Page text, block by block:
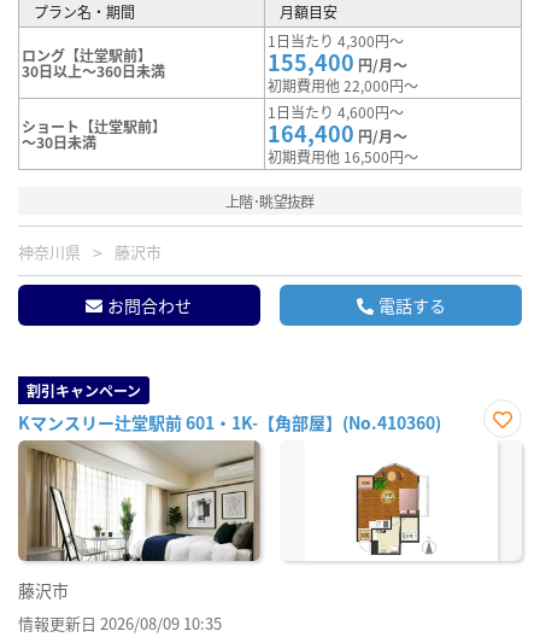
プラン名・期間 月額目安
ロング【辻堂駅前】
30日以上～360日未満
1日当たり 4,300円～
155,400 円/月～
初期費用他 22,000円～
ショート【辻堂駅前】
～30日未満
1日当たり 4,600円～
164,400 円/月～
初期費用他 16,500円～
上階･眺望抜群
神奈川県 藤沢市
お問合わせ 電話する
割引キャンペーン
Kマンスリー辻堂駅前 601・1K-【角部屋】(No.410360)
お気
藤沢市
情報更新日 2026/08/09 10:35